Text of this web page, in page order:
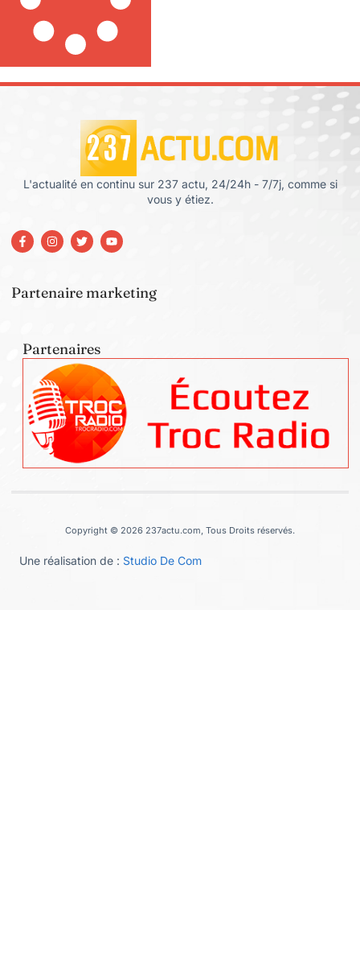
L'actualité en continu sur 237 actu, 24/24h - 7/7j, comme si
vous y étiez.
Partenaire marketing
Partenaires
Copyright © 2026 237actu.com, Tous Droits réservés.
Une réalisation de : Studio De Com